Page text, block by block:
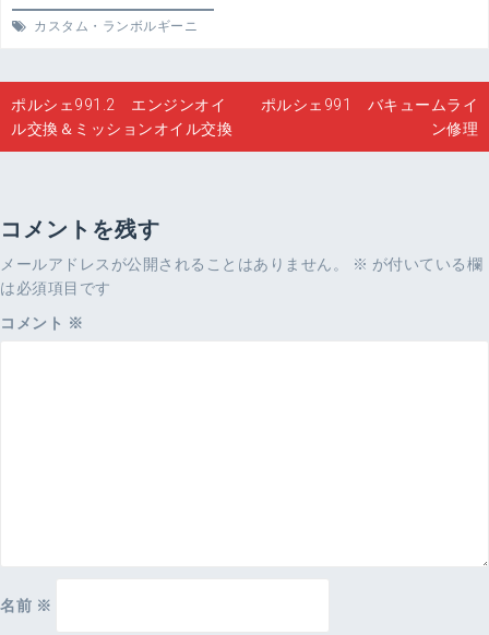
カスタム ・ ランボルギーニ
投
稿
ナ
ー
シ
ョ
ン
ポルシェ991.2 エンジンオイ
ル交換＆ミッションオイル交換
ポルシェ991 バキュームライ
ン修理
コメントを残す
メールアドレスが公開されることはありません。 ※ が付いている欄
は必須項目です
コメント ※
名前 ※